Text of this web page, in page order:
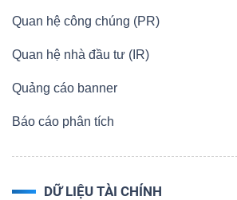
Quan hệ công chúng (PR)
Quan hệ nhà đầu tư (IR)
Quảng cáo banner
Báo cáo phân tích
DỮ LIỆU TÀI CHÍNH